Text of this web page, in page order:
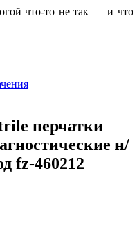
что-то не так — и что
перчатки
н/
fz-460212